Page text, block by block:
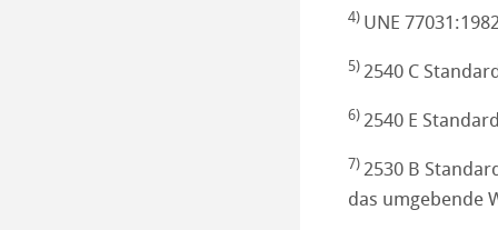
4) UNE
5) 2540 C
6) 2540 E
7) 2530 B
das umgebende